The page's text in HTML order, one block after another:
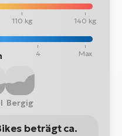
110 kg 140 kg
4 Max
Bergig
beträgt ca.